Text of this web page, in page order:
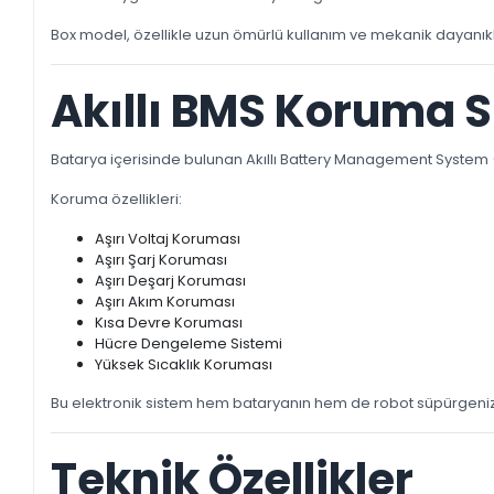
Box model, özellikle uzun ömürlü kullanım ve mekanik
Akıllı BMS Koruma
Batarya içerisinde bulunan Akıllı Battery Management
Koruma özellikleri:
Aşırı Voltaj Koruması
Aşırı Şarj Koruması
Aşırı Deşarj Koruması
Aşırı Akım Koruması
Kısa Devre Koruması
Hücre Dengeleme Sistemi
Yüksek Sıcaklık Koruması
Bu elektronik sistem hem bataryanın hem de robot
Teknik Özellikler